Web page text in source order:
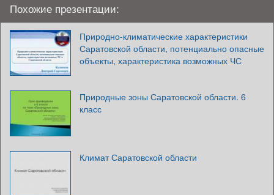
Похожие презентации:
Природно-климатические характеристики
Саратовской области, потенциально опасные
объекты, характеристика возможных ЧС
Природные зоны Саратовской области. 6
класс
Климат Саратовской области